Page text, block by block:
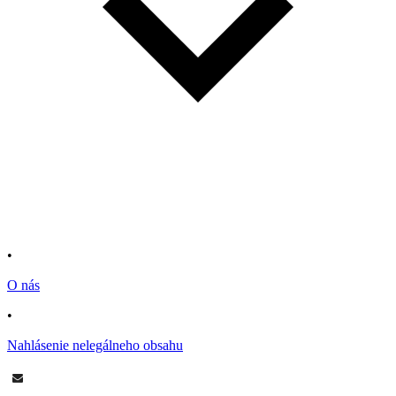
•
O nás
•
Nahlásenie nelegálneho obsahu